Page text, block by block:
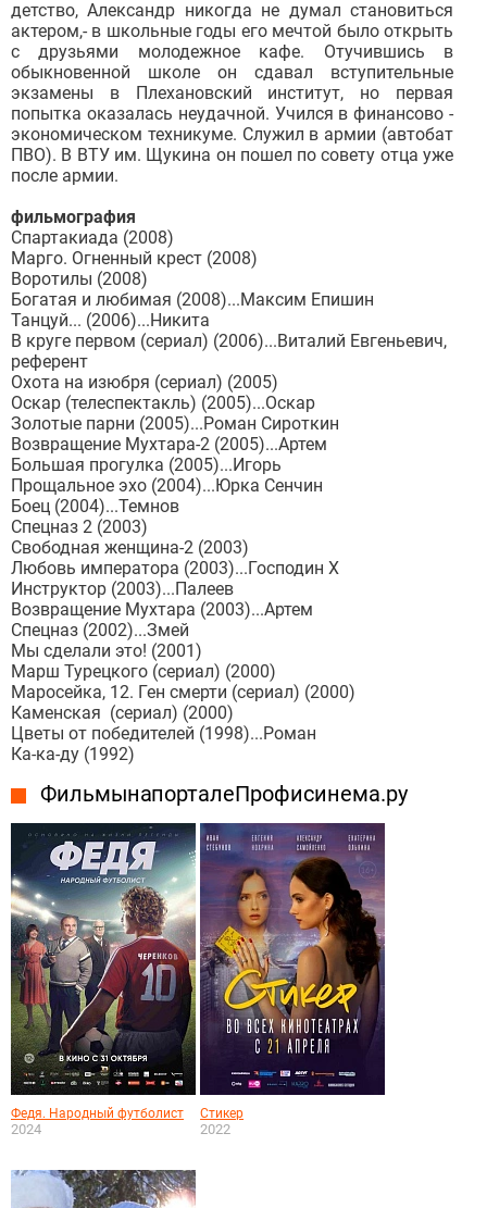
детство, Александр никогда не думал становиться
актером,- в школьные годы его мечтой было открыть
с друзьями молодежное кафе. Отучившись в
обыкновенной школе он сдавал вступительные
экзамены в Плехановский институт, но первая
попытка оказалась неудачной. Учился в финансово -
экономическом техникуме. Служил в армии (автобат
ПВО). В ВТУ им. Щукина он пошел по совету отца уже
после армии.
фильмография
Спартакиада (2008)
Марго. Огненный крест (2008)
Воротилы (2008)
Богатая и любимая (2008)...Максим Епишин
Танцуй... (2006)...Никита
В круге первом (сериал) (2006)...Виталий Евгеньевич,
референт
Охота на изюбря (сериал) (2005)
Оскар (телеспектакль) (2005)...Оскар
Золотые парни (2005)...Роман Сироткин
Возвращение Мухтара-2 (2005)...Артем
Большая прогулка (2005)...Игорь
Прощальное эхо (2004)...Юрка Сенчин
Боец (2004)...Темнов
Спецназ 2 (2003)
Свободная женщина-2 (2003)
Любовь императора (2003)...Господин Х
Инструктор (2003)...Палеев
Возвращение Мухтара (2003)...Артем
Спецназ (2002)...Змей
Мы сделали это! (2001)
Марш Турецкого (сериал) (2000)
Маросейка, 12. Ген смерти (сериал) (2000)
Каменская (сериал) (2000)
Цветы от победителей (1998)...Роман
Ка-ка-ду (1992)
Фильмы на портале Профисинема.ру
Федя. Народный футболист
2024
Стикер
2022